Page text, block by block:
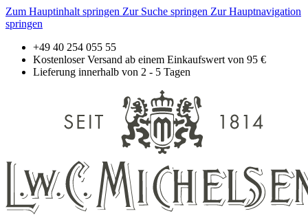
Zum Hauptinhalt springen Zur Suche springen Zur Hauptnavigation
springen
+49 40 254 055 55
Kostenloser Versand ab einem Einkaufswert von 95 €
Lieferung innerhalb von 2 - 5 Tagen